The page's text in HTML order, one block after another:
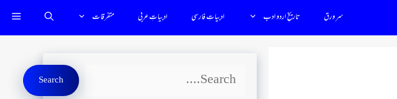
سرِ ورق تاریخِ اردو ادب ادبیاتِ فارسى ادبياتِ عربي متفرقات
Search
Search